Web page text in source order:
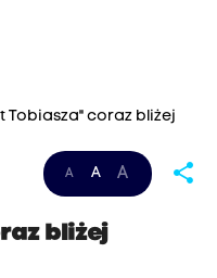
Tobiasza" coraz bliżej
A A A share
bliżej